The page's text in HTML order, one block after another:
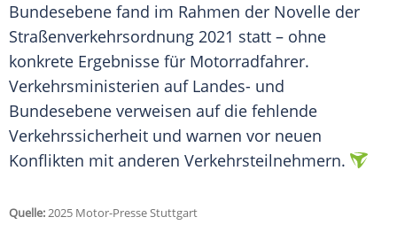
Bundesebene fand im Rahmen der Novelle der
Straßenverkehrsordnung 2021 statt – ohne
konkrete Ergebnisse für Motorradfahrer.
Verkehrsministerien auf Landes- und
Bundesebene verweisen auf die fehlende
Verkehrssicherheit und warnen vor neuen
Konflikten mit anderen Verkehrsteilnehmern.
Quelle:2025 Motor-Presse Stuttgart